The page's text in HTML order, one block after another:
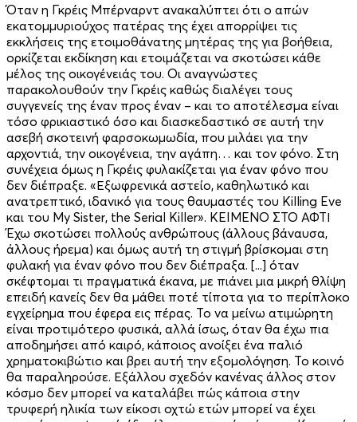
Όταν η Γκρέις Μπέρναρντ ανακαλύπτει ότι ο απών
εκατομμυριούχος πατέρας της έχει απορρίψει τις
εκκλήσεις της ετοι­μοθάνατης μητέρας της για βοήθεια,
ορκίζεται εκδίκηση και ετοιμάζεται να σκοτώσει κάθε
μέλος της οικογένειάς του. Οι αναγνώστες
παρακολουθούν την Γκρέις καθώς διαλέγει τους
συγγενείς της έναν προς έναν – και το αποτέλεσμα είναι
τόσο φρικιαστικό όσο και διασκεδαστικό σε αυτή την
ασεβή σκοτεινή φαρσοκωμωδία, που μιλάει για την
αρχοντιά, την οικογένεια, την αγάπη… και τον φόνο. Στη
συνέχεια όμως η Γκρέις φυλακίζεται για έναν φόνο που
δεν διέπραξε. «Εξωφρενικά αστείο, καθηλωτικό και
ανατρεπτικό, ιδανικό για τους θαυμαστές του Killing Eve
και του My Sister, the Serial Killer». KEIMENO ΣΤΟ ΑΦΤΙ
Έχω σκοτώσει πολλούς ανθρώπους (άλλους βάναυσα,
άλλους ήρεμα) και όμως αυτή τη στιγμή βρίσκομαι στη
φυλακή για έναν φόνο που δεν διέπραξα. [...] όταν
σκέφτομαι τι πραγματικά έκανα, με πιάνει μια μικρή θλίψη
επειδή κανείς δεν θα μάθει ποτέ τίποτα για το περίπλοκο
εγχείρημα που έφερα εις πέρας. Το να μείνω ατιμώρητη
είναι προτιμότερο φυσικά, αλλά ίσως, όταν θα έχω πια
αποδημήσει από καιρό, κάποιος ανοίξει ένα παλιό
χρηματοκιβώτιο και βρει αυτή την εξομολόγηση. Το κοινό
θα παραληρούσε. Εξάλλου σχεδόν κανένας άλλος στον
κόσμο δεν μπορεί να καταλάβει πώς κάποια στην
τρυφερή ηλικία των είκοσι οχτώ ετών μπορεί να έχει